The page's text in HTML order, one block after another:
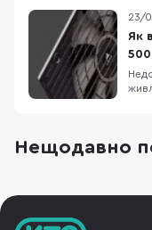
23/
Як
Нещодавно